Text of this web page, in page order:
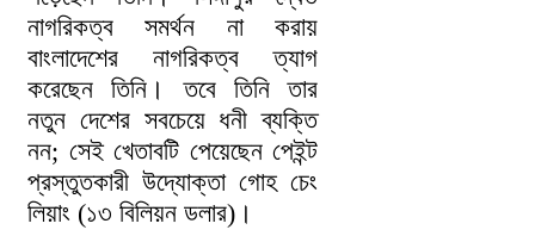
নাগরিকত্ব সমর্থন না করায়
বাংলাদেশের নাগরিকত্ব ত্যাগ
করেছেন তিনি। তবে তিনি তার
নতুন দেশের সবচেয়ে ধনী ব্যক্তি
নন; সেই খেতাবটি পেয়েছেন পেইন্ট
প্রস্তুতকারী উদ্যোক্তা গোহ চেং
লিয়াং (১৩ বিলিয়ন ডলার)।